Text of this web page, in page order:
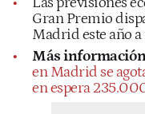
Gran Premio
Madrid este año
Más
en Madrid se
en espera